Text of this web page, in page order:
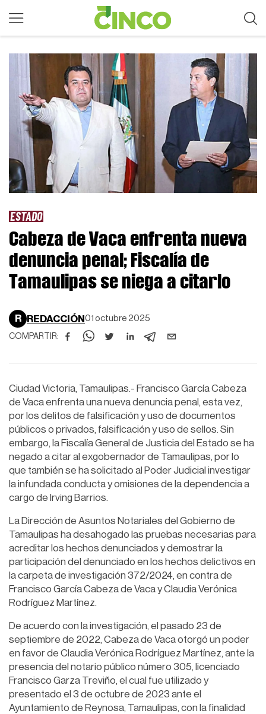
ESTADO
Cabeza de Vaca enfrenta nueva
denuncia penal; Fiscalía de
Tamaulipas se niega a citarlo
R REDACCIÓN 01 octubre 2025
COMPARTIR:
Ciudad Victoria, Tamaulipas.- Francisco García Cabeza
de Vaca enfrenta una nueva denuncia penal, esta vez,
por los delitos de falsificación y uso de documentos
públicos o privados, falsificación y uso de sellos. Sin
embargo, la Fiscalía General de Justicia del Estado se ha
negado a citar al exgobernador de Tamaulipas, por lo
que también se ha solicitado al Poder Judicial investigar
la infundada conducta y omisiones de la dependencia a
cargo de Irving Barrios.
La Dirección de Asuntos Notariales del Gobierno de
Tamaulipas ha desahogado las pruebas necesarias para
acreditar los hechos denunciados y demostrar la
participación del denunciado en los hechos delictivos en
la carpeta de investigación 372/2024, en contra de
Francisco García Cabeza de Vaca y Claudia Verónica
Rodríguez Martínez.
De acuerdo con la investigación, el pasado 23 de
septiembre de 2022, Cabeza de Vaca otorgó un poder
en favor de Claudia Verónica Rodríguez Martínez, ante la
presencia del notario público número 305, licenciado
Francisco Garza Treviño, el cual fue utilizado y
presentado el 3 de octubre de 2023 ante el
Ayuntamiento de Reynosa, Tamaulipas, con la finalidad